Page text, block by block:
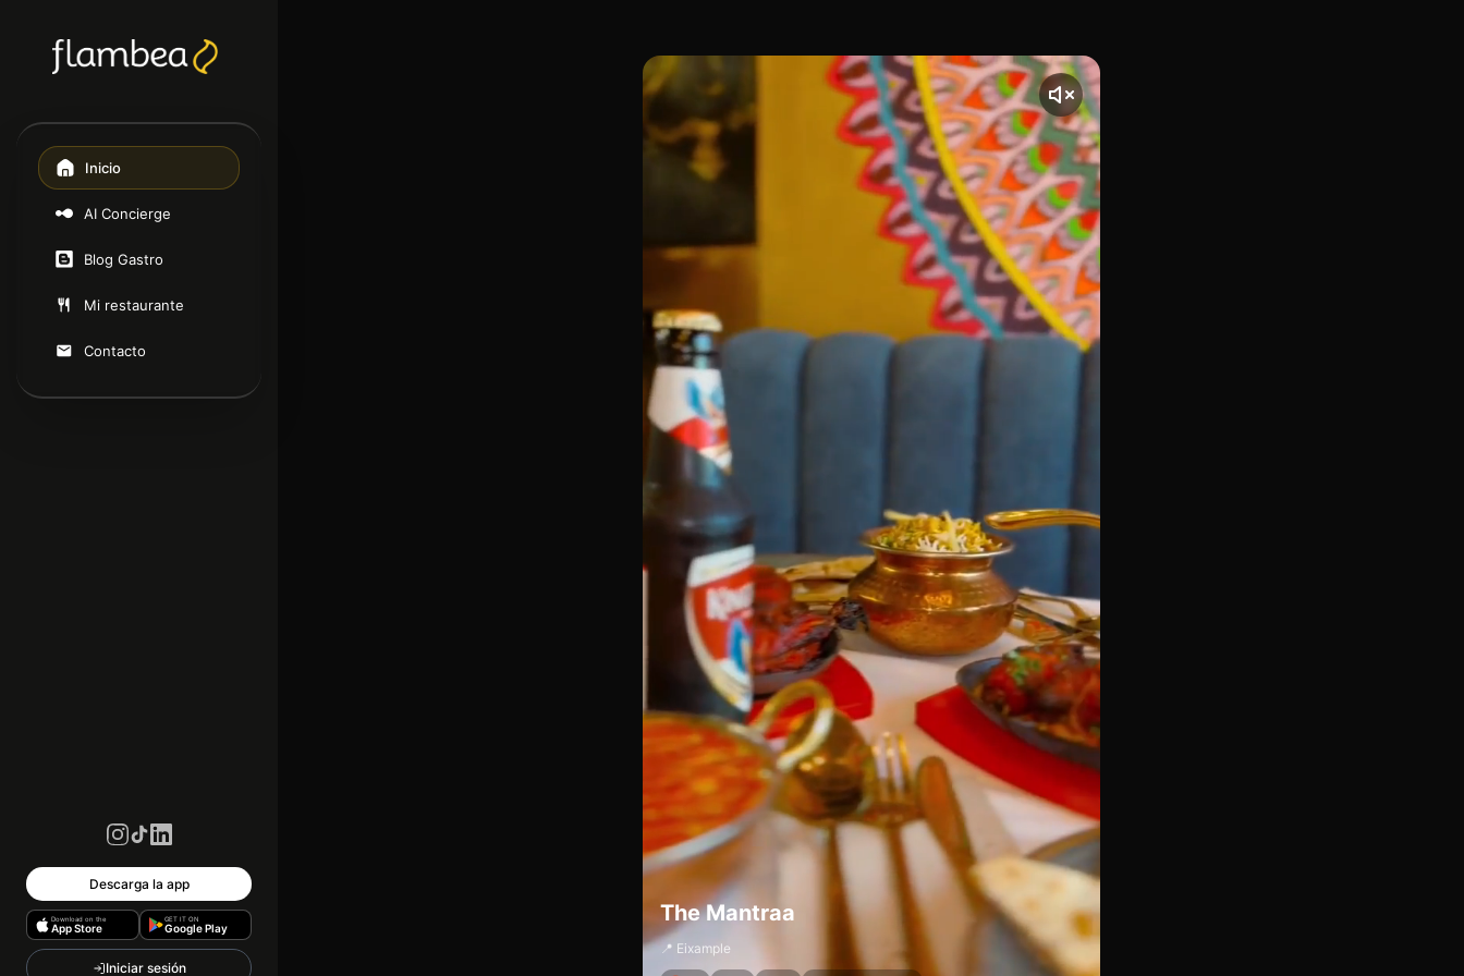
Inicio
AI Concierge
Blog Gastro
Mi restaurante
Contacto
Descarga la app
Download on the
App Store
GET IT ON
Google Play
Iniciar sesión
The Mantraa
📍 Eixample
Ubicado majestuosamente en la Gran Via de les Corts Catalanes, 602, en pleno corazón del
[00:00 - Escena 1: Introducción y Ambiente] El vídeo comienza con una toma de The Mantraa,